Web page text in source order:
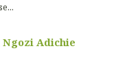
Adichie